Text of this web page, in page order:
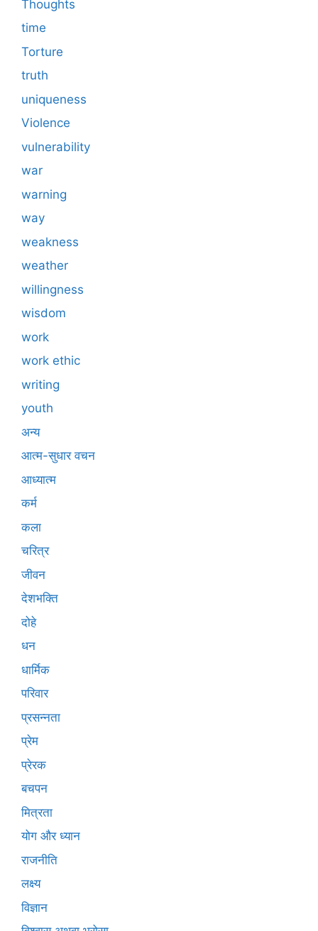
Thoughts
time
Torture
truth
uniqueness
Violence
vulnerability
war
warning
way
weakness
weather
willingness
wisdom
work
work ethic
writing
youth
अन्य
आत्म-सुधार वचन
आध्यात्म
कर्म
कला
चरित्र
जीवन
देशभक्ति
दोहे
धन
धार्मिक
परिवार
प्रसन्नता
प्रेम
प्रेरक
बचपन
मित्रता
योग और ध्यान
राजनीति
लक्ष्य
विज्ञान